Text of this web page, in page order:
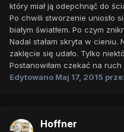
który miał ją odepchnąć do
Po chwili stworzenie uniosło
białym światłem. Po czym
Nadal stałam skryta w cieniu.
zaklęcie się udało. Tylko
Postanowiłam czekać na
Edytowano Maj 17, 2015
Hoffner